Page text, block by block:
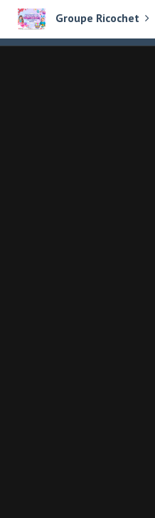
Groupe Ricochet